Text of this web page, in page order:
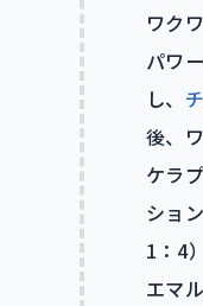
ワク
パワ
し、
後、
ケラ
ショ
1：4
エマ